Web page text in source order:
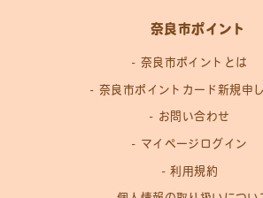
奈良市ポイント
奈良市ポイントとは
奈良市ポイントカード新規申
お問い合わせ
マイページログイン
利用規約